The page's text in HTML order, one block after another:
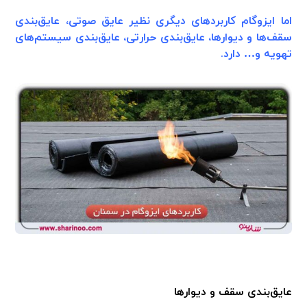
اما ایزوگام کاربردهای دیگری نظیر عایق صوتی، عایق‌بندی
سقف‌ها و دیوارها، عایق‌بندی حرارتی، عایق‌بندی سیستم‌های
تهویه و… دارد.
عایق‌بندی سقف و دیوارها